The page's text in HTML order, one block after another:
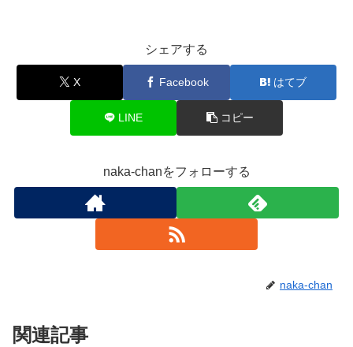
シェアする
X Facebook はてブ
LINE コピー
naka-chanをフォローする
naka-chan
関連記事